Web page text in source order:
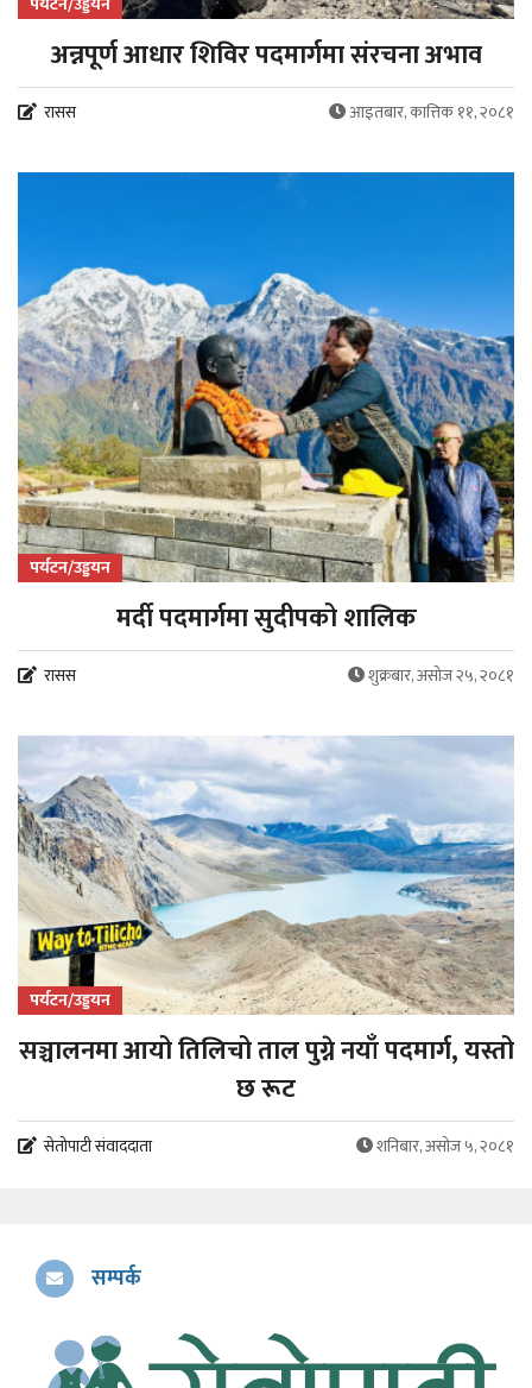
अन्नपूर्ण आधार शिविर पदमार्गमा संरचना अभाव
रासस आइतबार, कात्तिक ११, २०८१
पर्यटन/उड्डयन
मर्दी पदमार्गमा सुदीपको शालिक
रासस शुक्रबार, असोज २५, २०८१
पर्यटन/उड्डयन
सञ्चालनमा आयो तिलिचो ताल पुग्ने नयाँ पदमार्ग, यस्तो
छ रूट
सेतोपाटी संवाददाता शनिबार, असोज ५, २०८१
सम्पर्क